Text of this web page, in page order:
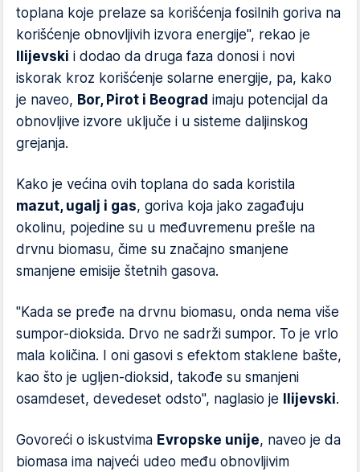
toplana koje prelaze sa korišćenja fosilnih goriva na
korišćenje obnovljivih izvora energije", rekao je
Ilijevski i dodao da druga faza donosi i novi
iskorak kroz korišćenje solarne energije, pa, kako
je naveo, Bor, Pirot i Beograd imaju potencijal da
obnovljive izvore uključe i u sisteme daljinskog
grejanja.
Kako je većina ovih toplana do sada koristila
mazut, ugalj i gas, goriva koja jako zagađuju
okolinu, pojedine su u međuvremenu prešle na
drvnu biomasu, čime su značajno smanjene
smanjene emisije štetnih gasova.
"Kada se pređe na drvnu biomasu, onda nema više
sumpor-dioksida. Drvo ne sadrži sumpor. To je vrlo
mala količina. I oni gasovi s efektom staklene bašte,
kao što je ugljen-dioksid, takođe su smanjeni
osamdeset, devedeset odsto", naglasio je Ilijevski.
Govoreći o iskustvima Evropske unije, naveo je da
biomasa ima najveći udeo među obnovljivim